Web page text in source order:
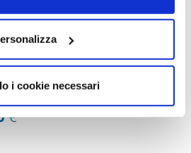
i cookie necessari
€